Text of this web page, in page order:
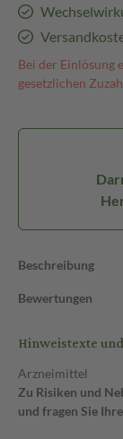
Bei der Einlösung
gesetzlichen
Beschreibung
Bewertungen
Hinweistexte
Arzneimittel
Zu Risiken und
und fragen Sie